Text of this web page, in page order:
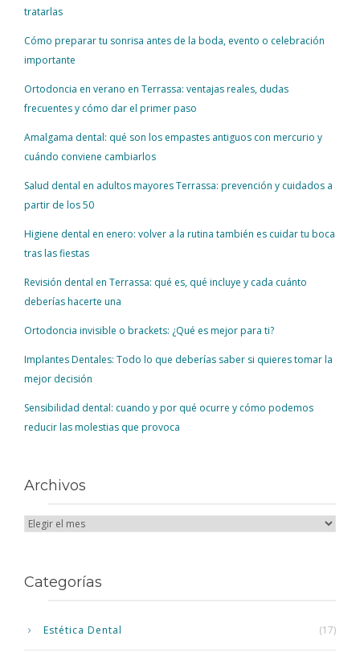
tratarlas
Cómo preparar tu sonrisa antes de la boda, evento o celebración
importante
Ortodoncia en verano en Terrassa: ventajas reales, dudas
frecuentes y cómo dar el primer paso
Amalgama dental: qué son los empastes antiguos con mercurio y
cuándo conviene cambiarlos
Salud dental en adultos mayores Terrassa: prevención y cuidados a
partir de los 50
Higiene dental en enero: volver a la rutina también es cuidar tu boca
tras las fiestas
Revisión dental en Terrassa: qué es, qué incluye y cada cuánto
deberías hacerte una
Ortodoncia invisible o brackets: ¿Qué es mejor para ti?
Implantes Dentales: Todo lo que deberías saber si quieres tomar la
mejor decisión
Sensibilidad dental: cuando y por qué ocurre y cómo podemos
reducir las molestias que provoca
Archivos
Categorías
Estética Dental (17)